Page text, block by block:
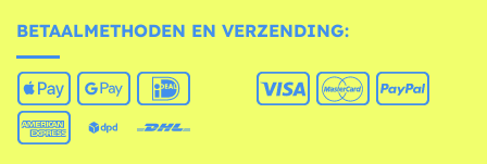
BETAALMETHODEN EN VERZENDING: